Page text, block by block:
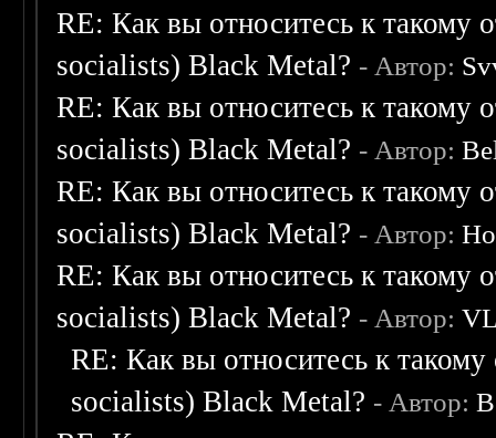
RE: Как вы относитесь к такому
socialists) Black Metal? - Автор:
RE: Как вы относитесь к такому
socialists) Black Metal? - Автор:
RE: Как вы относитесь к такому
socialists) Black Metal? - Автор:
RE: Как вы относитесь к такому
socialists) Black Metal? - Автор:
RE: Как вы относитесь к
socialists) Black Metal? - Автор: